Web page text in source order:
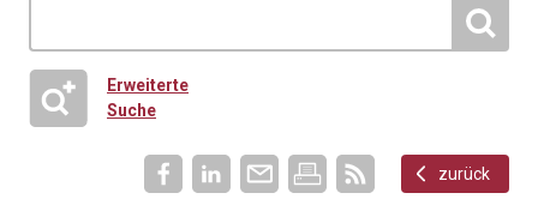
Erweiterte
Suche
zurück